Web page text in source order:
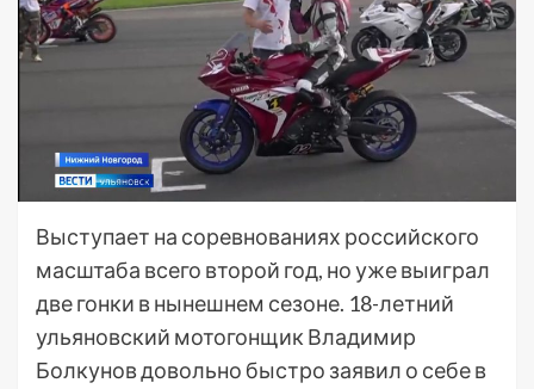
Выступает на соревнованиях российского
масштаба всего второй год, но уже выиграл
две гонки в нынешнем сезоне. 18-летний
ульяновский мотогонщик Владимир
Болкунов довольно быстро заявил о себе в